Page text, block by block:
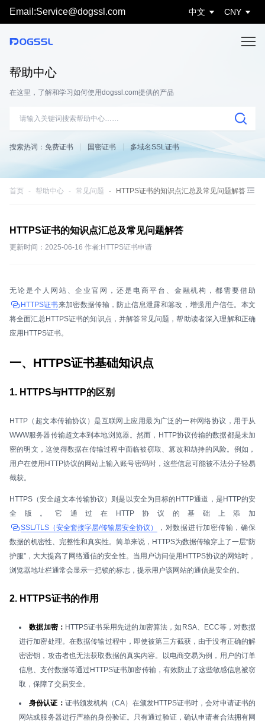
Email:Service@dogssl.com 中文 CNY
帮助中心
在这里，了解和学习如何使用dogssl.com提供的产品
搜索热词： 免费证书 国密证书 多域名SSL证书
首页 帮助中心 常见问题 HTTPS证书的知识点汇总及常见问题解答
HTTPS证书的知识点汇总及常见问题解答
更新时间：2025-06-16 作者:HTTPS证书申请
无论是个人网站、企业官网，还是电商平台、金融机构，都需要借助
HTTPS证书来加密数据传输，防止信息泄露和篡改，增强用户信任。本文
将全面汇总HTTPS证书的知识点，并解答常见问题，帮助读者深入理解和正确
应用HTTPS证书。
一、HTTPS证书基础知识点
1. HTTPS与HTTP的区别
HTTP（超文本传输协议）是互联网上应用最为广泛的一种网络协议，用于从
WWW服务器传输超文本到本地浏览器。然而，HTTP协议传输的数据都是未加
密的明文，这使得数据在传输过程中面临被窃取、篡改和劫持的风险。例如，
用户在使用HTTP协议的网站上输入账号密码时，这些信息可能被不法分子轻易
截获。
HTTPS（安全超文本传输协议）则是以安全为目标的HTTP通道，是HTTP的安
全版。它通过在HTTP协议的基础上添加
SSL/TLS（安全套接字层/传输层安全协议）
，对数据进行加密传输，确保
数据的机密性、完整性和真实性。简单来说，HTTPS为数据传输穿上了一层“防
护服”，大大提高了网络通信的安全性。当用户访问使用HTTPS协议的网站时，
浏览器地址栏通常会显示一把锁的标志，提示用户该网站的通信是安全的。
2. HTTPS证书的作用
数据加密： HTTPS证书采用先进的加密算法，如RSA、ECC等，对数据
进行加密处理。在数据传输过程中，即使被第三方截获，由于没有正确的解
密密钥，攻击者也无法获取数据的真实内容。以电商交易为例，用户的订单
信息、支付数据等通过HTTPS证书加密传输，有效防止了这些敏感信息被窃
取，保障了交易安全。
身份认证： 证书颁发机构（CA）在颁发HTTPS证书时，会对申请证书的
网站或服务器进行严格的身份验证。只有通过验证，确认申请者合法拥有网